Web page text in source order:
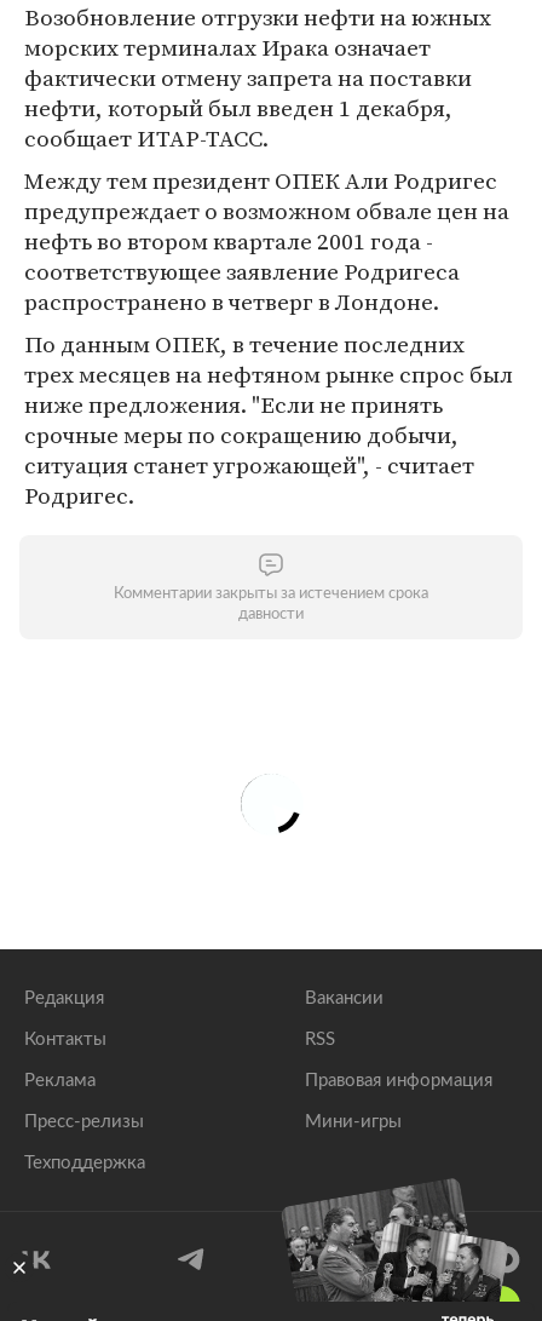
Возобновление отгрузки нефти на южных
морских терминалах Ирака означает
фактически отмену запрета на поставки
нефти, который был введен 1 декабря,
сообщает ИТАР-ТАСС.
Между тем президент ОПЕК Али Родригес
предупреждает о возможном обвале цен на
нефть во втором квартале 2001 года -
соответствующее заявление Родригеса
распространено в четверг в Лондоне.
По данным ОПЕК, в течение последних
трех месяцев на нефтяном рынке спрос был
ниже предложения. "Если не принять
срочные меры по сокращению добычи,
ситуация станет угрожающей", - считает
Родригес.
Комментарии закрыты за истечением срока
давности
Редакция
Контакты
Реклама
Пресс-релизы
Техподдержка
Вакансии
RSS
Правовая информация
Мини-игры